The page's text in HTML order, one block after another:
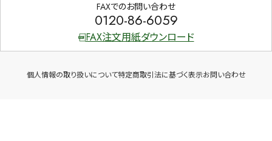
FAXでのお問い合わせ
0120-86-6059
FAX注文用紙ダウンロード
個人情報の取り扱いについて特定商取引法に基づく表示お問い合わせ